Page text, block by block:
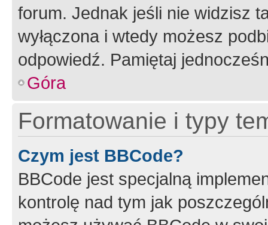
forum. Jednak jeśli nie widzisz
wyłączona i wtedy możesz
odpowiedź. Pamiętaj
Góra
Formatowanie i typy
Czym jest BBCode?
BBCode jest specjalną
kontrolę nad tym jak